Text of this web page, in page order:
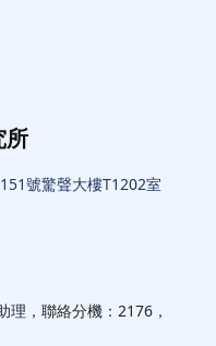
所
號驚聲大樓T1202室
理，聯絡分機：2176，